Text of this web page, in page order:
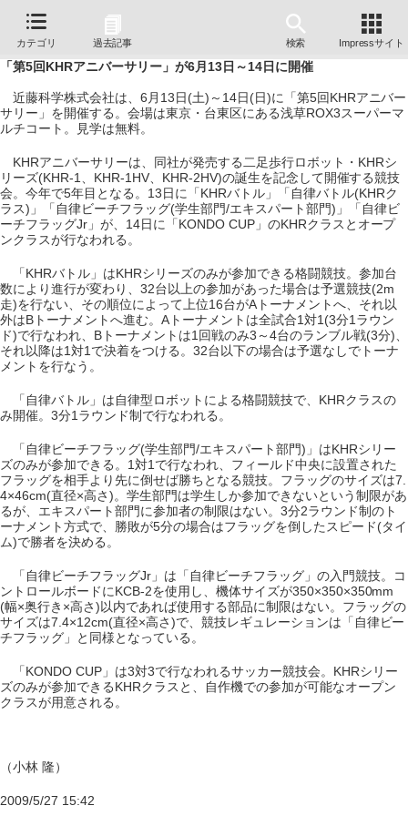
カテゴリ 過去記事 検索 Impressサイト
「第5回KHRアニバーサリー」が6月13日～14日に開催
近藤科学株式会社は、6月13日(土)～14日(日)に「第5回KHRアニバー
サリー」を開催する。会場は東京・台東区にある浅草ROX3スーパーマ
ルチコート。見学は無料。
KHRアニバーサリーは、同社が発売する二足歩行ロボット・KHRシ
リーズ(KHR-1、KHR-1HV、KHR-2HV)の誕生を記念して開催する競技
会。今年で5年目となる。13日に「KHRバトル」「自律バトル(KHRク
ラス)」「自律ビーチフラッグ(学生部門/エキスパート部門)」「自律ビ
ーチフラッグJr」が、14日に「KONDO CUP」のKHRクラスとオープ
ンクラスが行なわれる。
「KHRバトル」はKHRシリーズのみが参加できる格闘競技。参加台
数により進行が変わり、32台以上の参加があった場合は予選競技(2m
走)を行ない、その順位によって上位16台がAトーナメントへ、それ以
外はBトーナメントへ進む。Aトーナメントは全試合1対1(3分1ラウン
ド)で行なわれ、Bトーナメントは1回戦のみ3～4台のランブル戦(3分)、
それ以降は1対1で決着をつける。32台以下の場合は予選なしでトーナ
メントを行なう。
「自律バトル」は自律型ロボットによる格闘競技で、KHRクラスの
み開催。3分1ラウンド制で行なわれる。
「自律ビーチフラッグ(学生部門/エキスパート部門)」はKHRシリー
ズのみが参加できる。1対1で行なわれ、フィールド中央に設置された
フラッグを相手より先に倒せば勝ちとなる競技。フラッグのサイズは7.
4×46cm(直径×高さ)。学生部門は学生しか参加できないという制限があ
るが、エキスパート部門に参加者の制限はない。3分2ラウンド制のト
ーナメント方式で、勝敗が5分の場合はフラッグを倒したスピード(タイ
ム)で勝者を決める。
「自律ビーチフラッグJr」は「自律ビーチフラッグ」の入門競技。コ
ントロールボードにKCB-2を使用し、機体サイズが350×350×350mm
(幅×奥行き×高さ)以内であれば使用する部品に制限はない。フラッグの
サイズは7.4×12cm(直径×高さ)で、競技レギュレーションは「自律ビー
チフラッグ」と同様となっている。
「KONDO CUP」は3対3で行なわれるサッカー競技会。KHRシリー
ズのみが参加できるKHRクラスと、自作機での参加が可能なオープン
クラスが用意される。
（小林 隆）
2009/5/27 15:42